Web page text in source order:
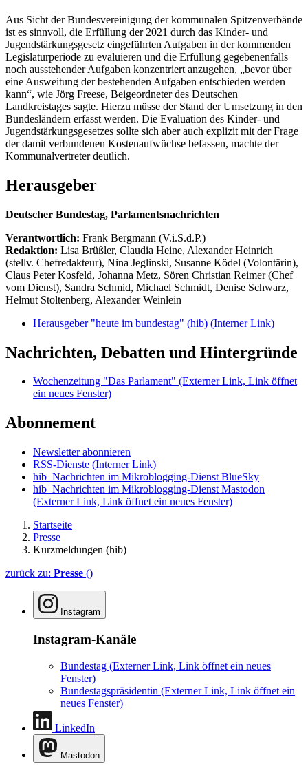
Aus Sicht der Bundesvereinigung der kommunalen Spitzenverbände
ist es sinnvoll, die Erfüllung der 2021 durch das Kinder- und
Jugendstärkungsgesetz eingeführten Aufgaben in der kommenden
Legislaturperiode zu evaluieren und die Erfüllung gegebenenfalls
noch ausstehender Aufgaben konzentriert anzugehen, „bevor über
eine Ausweitung der bestehenden Aufgaben entschieden werden
kann“, wie Jörg Freese, Beigeordneter des Deutschen
Landkreistages sagte. Hierzu müsse der Stand der Umsetzung in den
Bundesländern erfasst werden. Die Evaluation des Kinder- und
Jugendstärkungsgesetzes sollte sich aber auch explizit mit der Frage
der damit verbundenen Kostenaufwüchse befassen, machte der
Kommunalvertreter deutlich.
Herausgeber
Deutscher Bundestag, Parlamentsnachrichten
Verantwortlich: Frank Bergmann (V.i.S.d.P.)
Redaktion: Lisa Brüßler, Claudia Heine, Alexander Heinrich
(stellv. Chefredakteur), Nina Jeglinski, Susanne Ködel (Volontärin),
Claus Peter Kosfeld, Johanna Metz, Sören Christian Reimer (Chef
vom Dienst), Sandra Schmid, Michael Schmidt, Denise Schwarz,
Helmut Stoltenberg, Alexander Weinlein
Herausgeber "heute im bundestag" (hib) (Interner Link)
Nachrichten, Debatten und Hintergründe
Wochenzeitung "Das Parlament" (Externer Link, Link öffnet
ein neues Fenster)
Abonnement
Newsletter abonnieren
RSS-Dienste (Interner Link)
hib_Nachrichten im Mikroblogging-Dienst BlueSky
hib_Nachrichten im Mikroblogging-Dienst Mastodon
(Externer Link, Link öffnet ein neues Fenster)
Startseite
Presse
Kurzmeldungen (hib)
zurück zu: Presse ()
Instagram
Instagram-Kanäle
Bundestag (Externer Link, Link öffnet ein neues
Fenster)
Bundestagspräsidentin (Externer Link, Link öffnet ein
neues Fenster)
LinkedIn
Mastodon